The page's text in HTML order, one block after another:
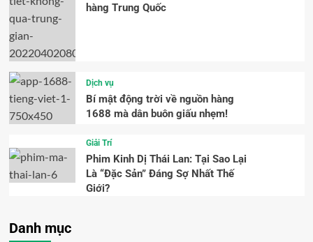
hàng Trung Quốc
Dịch vụ
Bí mật động trời về nguồn hàng
1688 mà dân buôn giấu nhẹm!
Giải Trí
Phim Kinh Dị Thái Lan: Tại Sao Lại
Là “Đặc Sản” Đáng Sợ Nhất Thế
Giới?
Danh mục